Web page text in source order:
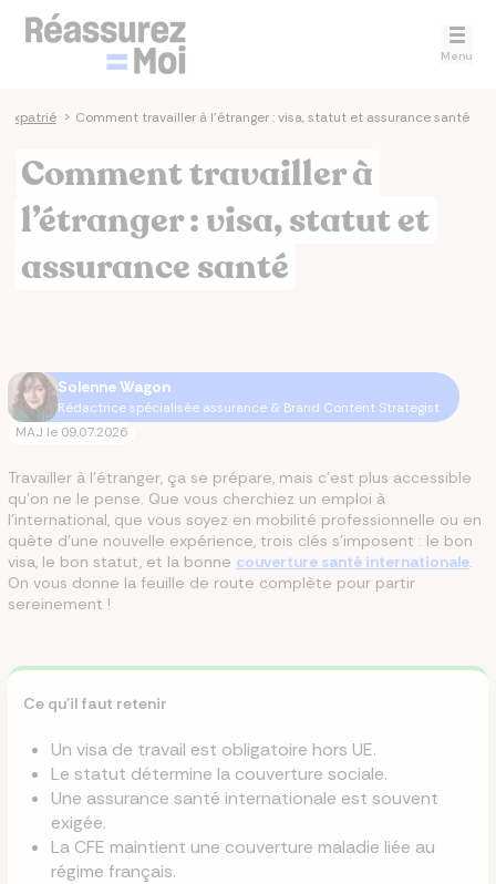
Menu
expatrié > Comment travailler à l'étranger : visa, statut et assurance santé
Comment travailler à
l’étranger : visa, statut et
assurance santé
Solenne Wagon
Rédactrice spécialisée assurance & Brand Content Strategist
MAJ le 09.07.2026
Travailler à l'étranger, ça se prépare, mais c'est plus accessible
qu'on ne le pense. Que vous cherchiez un emploi à
l'international, que vous soyez en mobilité professionnelle ou en
quête d'une nouvelle expérience, trois clés s'imposent : le bon
visa, le bon statut, et la bonne couverture santé internationale.
On vous donne la feuille de route complète pour partir
sereinement !
Ce qu'il faut retenir
Un visa de travail est obligatoire hors UE.
Le statut détermine la couverture sociale.
Une assurance santé internationale est souvent
exigée.
La CFE maintient une couverture maladie liée au
régime français.